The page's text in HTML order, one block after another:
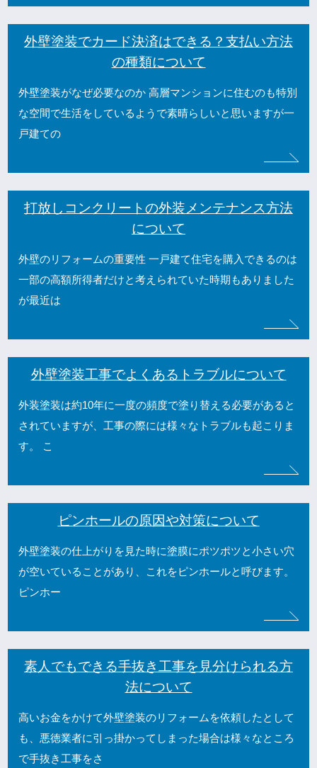
外壁塗装でカード決済はできる？支払い方法
の種類について
外壁塗装がなぜ必要なのか 高層マンションに住むのも特別
な空間で生活をしているようで素晴らしいと思いますが一
戸建ての
打放しコンクリートの外装メンテナンス方法
について
外壁のリフォームの重要性 一戸建て住宅を購入できるのは
一部の高額所得者だけと考えられていた時期もありました
が最近は
外壁塗装工事でよくあるトラブルについて
外装塗装は約10年に一度の頻度で塗り替える必要があると
されていますが、工事の際には様々なトラブルも起こりま
す。 こ
ピンホールの原因や対策について
外壁塗装の仕上がりを見た時に塗膜にポツポツと小さい穴
が空いていることがあり、これをピンホールと呼びます。
ピンホー
素人でもできる手抜き工事を見分けられる方
法について
高いお金をかけて外壁塗装のリフォームを依頼したとして
も、悪徳業者に引っ掛かってしまった場合は様々なところ
で手抜き工事をさ